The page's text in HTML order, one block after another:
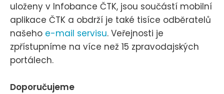
uloženy v Infobance ČTK, jsou součástí mobilní
aplikace ČTK a obdrží je také tisíce odběratelů
našeho e-mail servisu. Veřejnosti je
zpřístupníme na více než 15 zpravodajských
portálech.
Doporučujeme